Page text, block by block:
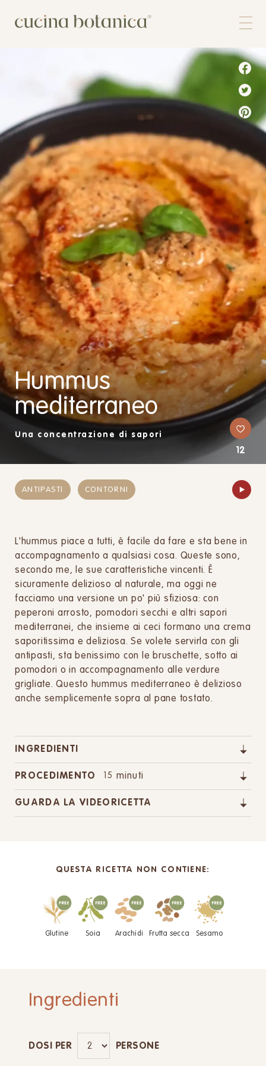
Shop
Hummus
mediterraneo
Una concentrazione di sapori
12
ANTIPASTI CONTORNI
L'hummus piace a tutti, è facile da fare e sta bene in
accompagnamento a qualsiasi cosa. Queste sono,
secondo me, le sue caratteristiche vincenti. È
sicuramente delizioso al naturale, ma oggi ne
facciamo una versione un po' più sfiziosa: con
peperoni arrosto, pomodori secchi e altri sapori
mediterranei, che insieme ai ceci formano una crema
saporitissima e deliziosa. Se volete servirla con gli
antipasti, sta benissimo con le bruschette, sotto ai
pomodori o in accompagnamento alle verdure
grigliate. Questo hummus mediterraneo è delizioso
anche semplicemente sopra al pane tostato.
INGREDIENTI
PROCEDIMENTO 15 minuti
GUARDA LA VIDEORICETTA
QUESTA RICETTA NON CONTIENE:
Glutine Soia Arachidi Frutta secca Sesamo
Ingredienti
DOSI PER PERSONE